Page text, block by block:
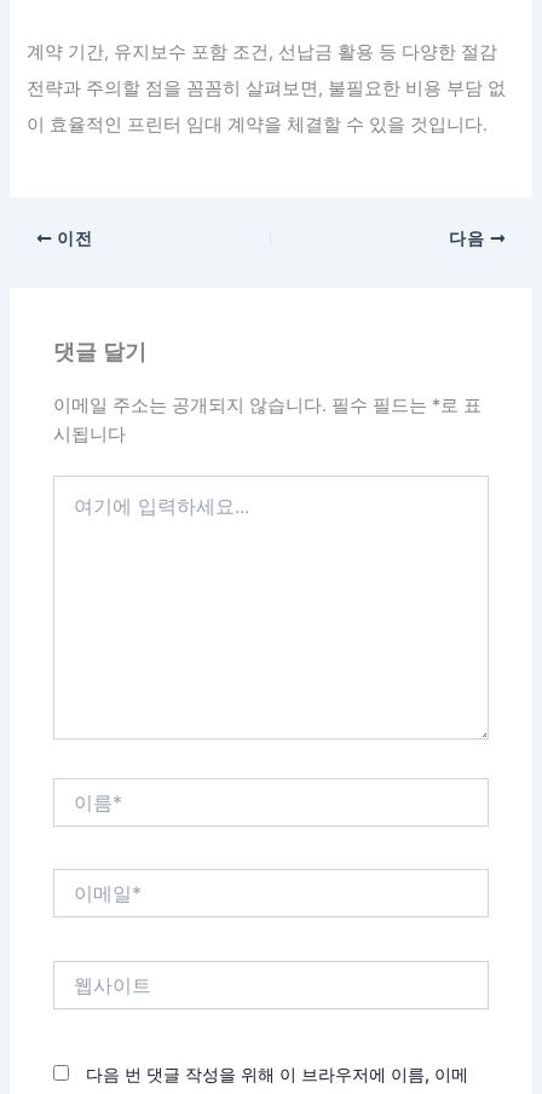
계약 기간, 유지보수 포함 조건, 선납금 활용 등 다양한 절감
전략과 주의할 점을 꼼꼼히 살펴보면, 불필요한 비용 부담 없
이 효율적인 프린터 임대 계약을 체결할 수 있을 것입니다.
이전 다음
댓글 달기
이메일 주소는 공개되지 않습니다. 필수 필드는 *로 표
시됩니다
다음 번 댓글 작성을 위해 이 브라우저에 이름, 이메